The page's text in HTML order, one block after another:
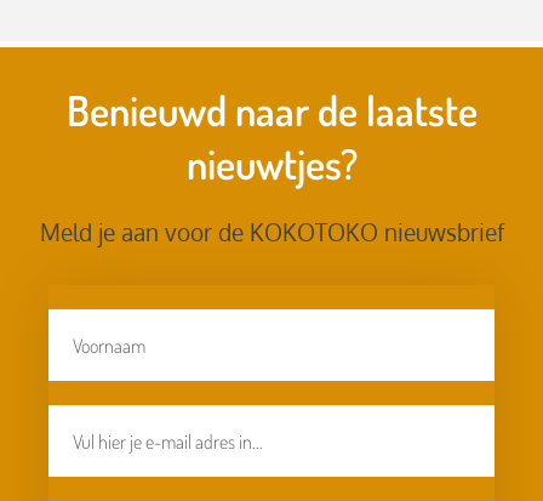
Benieuwd naar de laatste
nieuwtjes?
Meld je aan voor de KOKOTOKO nieuwsbrief